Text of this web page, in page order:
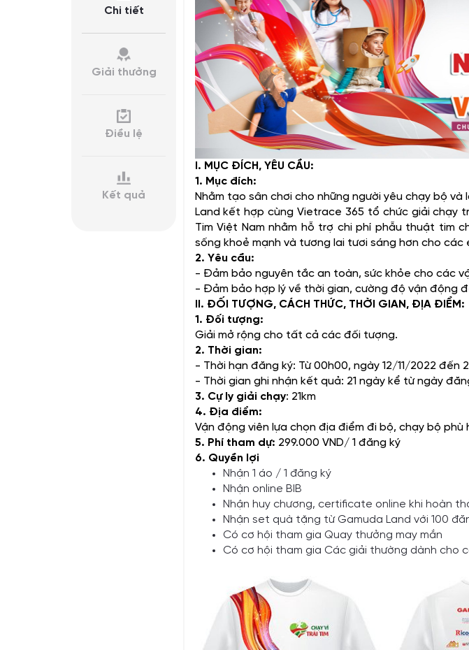
Chi tiết
Giải thưởng
Điều lệ
Kết quả
I. MỤC ĐÍCH, YÊU CẦU:
1. Mục đích:
Nhằm tạo sân chơi cho những người yêu chạy bộ và
Land kết hợp cùng Vietrace 365 tổ chức giải chạy
Tim Việt Nam nhằm hỗ trợ chi phí phẫu thuật tim
sống khoẻ mạnh và tương lai tươi sáng hơn cho các
2. Yêu cầu:
- Đảm bảo nguyên tắc an toàn, sức khỏe cho các
- Đảm bảo hợp lý về thời gian, cường độ vận động
II. ĐỐI TƯỢNG, CÁCH THỨC, THỜI GIAN, ĐỊA ĐIỂM:
1. Đối tượng:
Giải mở rộng cho tất cả các đối tượng.
2. Thời gian:
- Thời hạn đăng ký: Từ 00h00, ngày 12/11/2022 đến
- Thời gian ghi nhận kết quả: 21 ngày kể từ ngày
3. Cự ly giải chạy: 21km
4. Địa điểm:
Vận động viên lựa chọn địa điểm đi bộ, chạy bộ phù
5. Phí tham dự: 299.000 VND/ 1 đăng ký
6. Quyền lợi
Nhận 1 áo / 1 đăng ký
Nhận online BIB
Nhận huy chương, certificate online khi hoàn
Nhận set quà tặng từ Gamuda Land với 100
Có cơ hội tham gia Quay thưởng may mắn
Có cơ hội tham gia Các giải thường dành cho